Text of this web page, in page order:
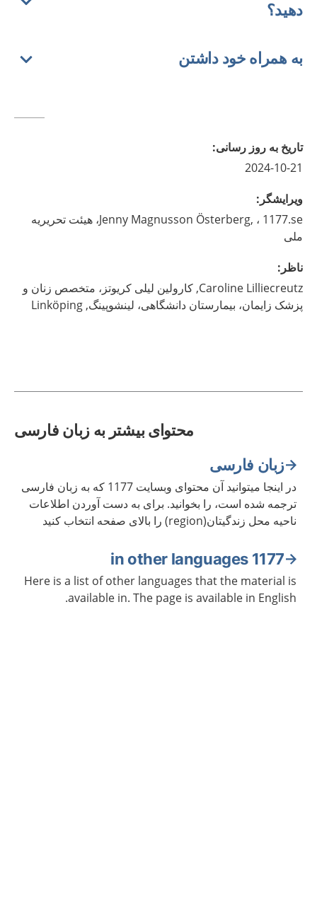
دهید؟
به همراه خود داشتن
تاريخ به روز رسانى:
2024-10-21
ويرايشگر :
Jenny Magnusson Österberg,
، 1177.se، هیئت تحریریه
ملی
ناظر :
Caroline Lilliecreutz,
کارولین لیلی کریوتز، متخصص زنان و
پزشک زایمان، بیمارستان دانشگاهی، لینشوپینگ, Linköping
محتوای بیشتر به زبان فارسی
زبان فارسی
در اینجا میتوانید آن محتوای وبسایت 1177 که به زبان فارسی
ترجمه شده است، را بخوانید. برای به دست آوردن اطلاعات
ناحیه محل زندگیتان(region) را بالای صفحه انتخاب کنید
1177 in other languages
Here is a list of other languages that the material is
available in. The page is available in English.